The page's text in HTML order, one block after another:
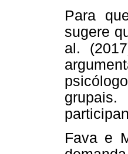
Para
sugere
al.
Fava e